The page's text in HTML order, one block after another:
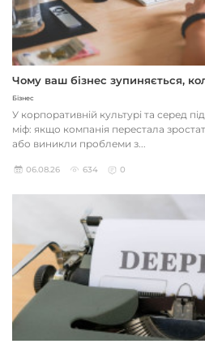
Чому ваш бізнес зупиняється,
Бізнес
У корпоративній культурі та серед
міф: якщо компанія перестала
або виникли проблеми з...
06.08.26 634 0